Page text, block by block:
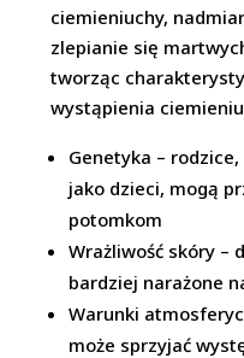
ciemieniuchy,
zlepianie się
tworząc
wystąpienia
Genetyka –
jako dzieci, mogą
potomkom
Wrażliwość skóry –
bardziej narażone
Warunki
może sprzyjać